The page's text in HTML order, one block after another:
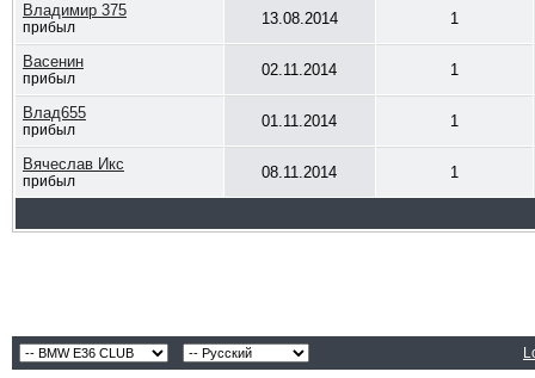
Владимир 375
прибыл 13.08.2014 1
Васенин
прибыл 02.11.2014 1
Влад655
прибыл 01.11.2014 1
Вячеслав Икс
прибыл 08.11.2014 1